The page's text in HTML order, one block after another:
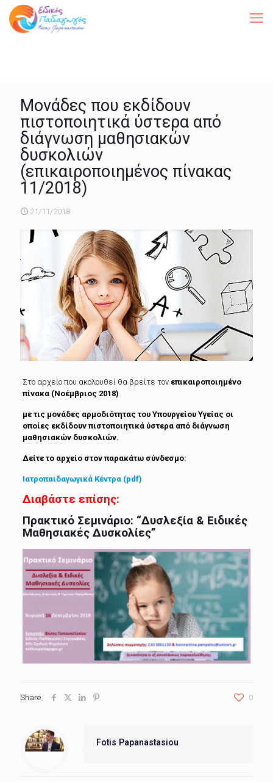
Μονάδες που εκδίδουν
πιστοποιητικά ύστερα από
διάγνωση μαθησιακών
δυσκολιών
(επικαιροποιημένος πίνακας
11/2018)
21/11/2018
Στο αρχείο που ακολουθεί θα βρείτε τον επικαιροποιημένο
πίνακα (Νοέμβριος 2018)
με τις μονάδες αρμοδιότητας του Υπουργείου Υγείας οι
οποίες εκδίδουν πιστοποιητικά ύστερα από διάγνωση
μαθησιακών δυσκολιών.
Δείτε το αρχείο στον παρακάτω σύνδεσμο:
Ιατροπαιδαγωγικά Κέντρα (pdf)
Διαβάστε επίσης:
Πρακτικό Σεμινάριο: “Δυσλεξία & Ειδικές
Μαθησιακές Δυσκολίες”
Share 0
Fotis Papanastasiou